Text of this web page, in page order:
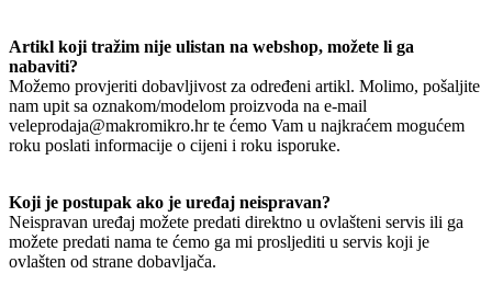
Artikl koji tražim nije ulistan na webshop, možete li ga
nabaviti?
Možemo provjeriti dobavljivost za određeni artikl. Molimo, pošaljite
nam upit sa oznakom/modelom proizvoda na e-mail
veleprodaja@makromikro.hr te ćemo Vam u najkraćem mogućem
roku poslati informacije o cijeni i roku isporuke.
Koji je postupak ako je uređaj neispravan?
Neispravan uređaj možete predati direktno u ovlašteni servis ili ga
možete predati nama te ćemo ga mi prosljediti u servis koji je
ovlašten od strane dobavljača.